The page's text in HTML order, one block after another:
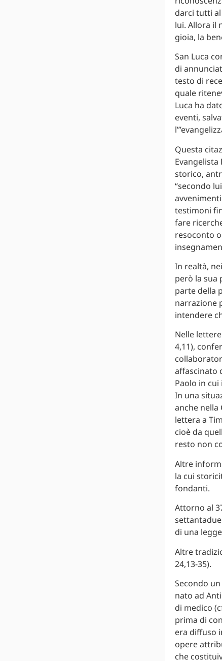
darci tutti
lui. Allora il
gioia, la
San Luca
di
testo di
quale
Luca ha
eventi,
Questa
storico,
“secondo
testimoni
fare
resoconto
In realtà,
però la sua
parte della
narrazione
intendere
Nelle
4,11),
affascinato
Paolo in
In una
anche nella
lettera a
cioè da
resto non
Altre
la cui
fondanti.
Attorno al
di una
Altre
24,13-35).
Secondo
nato ad
di medico
prima di
era diffuso
opere
che